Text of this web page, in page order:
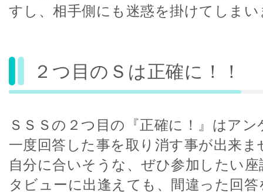
すし、相手側にも迷惑を掛けてしま
２つ目のＳは正確に！！
ＳＳＳの２つ目の『正確に！』はア
一度回答した事を取り消す事が出来
自分に合いそうな、ぜひ参加したい
タビューに出逢えても、間違った回